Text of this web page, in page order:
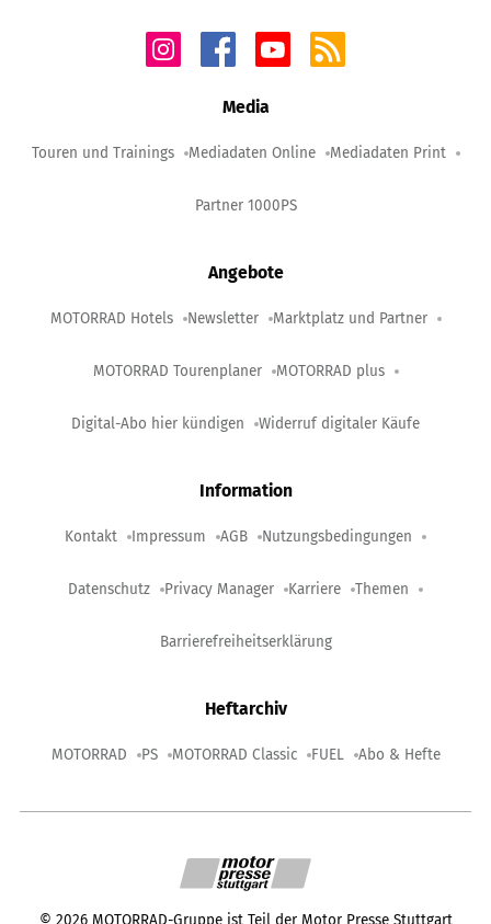
Media
Touren und Trainings Mediadaten Online Mediadaten Print
Partner 1000PS
Angebote
MOTORRAD Hotels Newsletter Marktplatz und Partner
MOTORRAD Tourenplaner MOTORRAD plus
Digital-Abo hier kündigen Widerruf digitaler Käufe
Information
Kontakt Impressum AGB Nutzungsbedingungen
Datenschutz Privacy Manager Karriere Themen
Barrierefreiheitserklärung
Heftarchiv
MOTORRAD PS MOTORRAD Classic FUEL Abo & Hefte